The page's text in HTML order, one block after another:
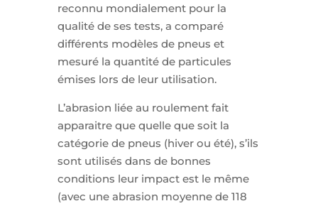
reconnu mondialement pour la
qualité de ses tests, a comparé
différents modèles de pneus et
mesuré la quantité de particules
émises lors de leur utilisation.
L’abrasion liée au roulement fait
apparaitre que quelle que soit la
catégorie de pneus (hiver ou été), s’ils
sont utilisés dans de bonnes
conditions leur impact est le même
(avec une abrasion moyenne de 118